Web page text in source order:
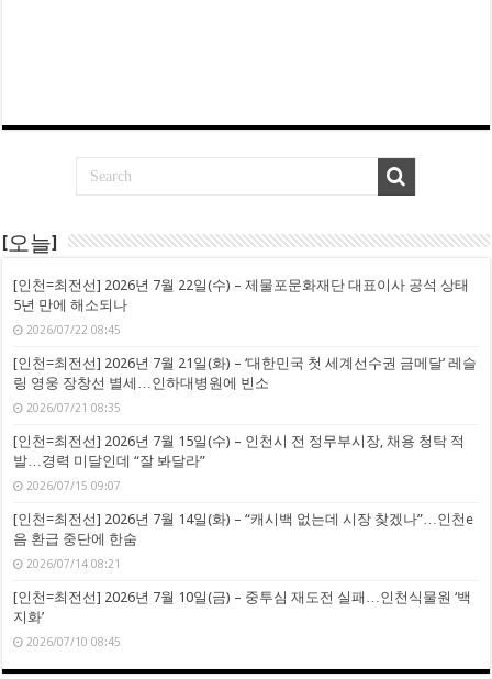
[오늘]
[인천=최전선] 2026년 7월 22일(수) – 제물포문화재단 대표이사 공석 상태
5년 만에 해소되나
2026/07/22 08:45
[인천=최전선] 2026년 7월 21일(화) – ‘대한민국 첫 세계선수권 금메달’ 레슬
링 영웅 장창선 별세…인하대병원에 빈소
2026/07/21 08:35
[인천=최전선] 2026년 7월 15일(수) – 인천시 전 정무부시장, 채용 청탁 적
발…경력 미달인데 “잘 봐달라”
2026/07/15 09:07
[인천=최전선] 2026년 7월 14일(화) – “캐시백 없는데 시장 찾겠나”…인천e
음 환급 중단에 한숨
2026/07/14 08:21
[인천=최전선] 2026년 7월 10일(금) – 중투심 재도전 실패…인천식물원 ‘백
지화’
2026/07/10 08:45